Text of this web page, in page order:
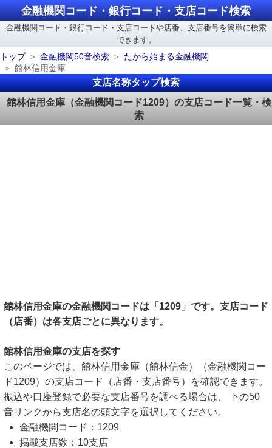
金融機関コード・銀行コード・支店コード検索
金融機関コード・銀行コード・支店コードや店番、支店番号を簡単に検索
できます。
トップ
金融機関50音検索
たから始まる金融機関
館林信用金庫
支店名称タップ検索
館林信用金庫（金融機関コード1209）の支店コード一覧・検
索
館林信用金庫の金融機関コードは「1209」です。支店コード
（店番）は各支店ごとに異なります。
館林信用金庫の支店を探す
このページでは、館林信用金庫（館林信金）（金融機関コー
ド1209）の支店コード（店番・支店番号）を確認できます。
振込や口座登録で必要な支店番号を調べる場合は、 下の50
音リンクから支店名の頭文字を選択してください。
金融機関コード：1209
掲載支店数：10支店